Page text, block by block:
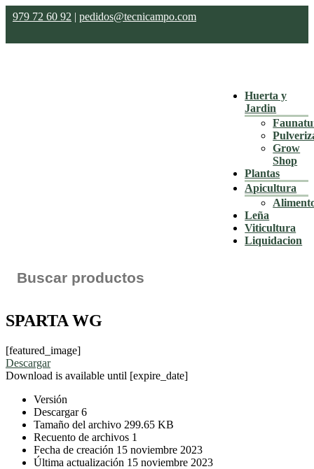
979 72 60 92 | pedidos@tecnicampo.com
Huerta y
Jardin
Grow
Shop
Plantas
Apicultura
Leña
Viticultura
Liquidacion
SPARTA WG
[featured_image]
Descargar
Download is available until [expire_date]
Versión
Descargar6
Tamaño del archivo 299.65 KB
Recuento de archivos 1
Fecha de creación 15 noviembre 2023
Última actualización 15 noviembre 2023